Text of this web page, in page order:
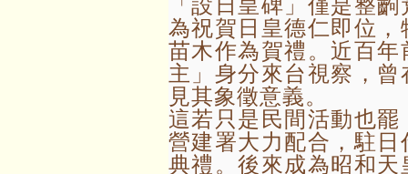
「設日皇碑」僅是整
為祝賀日皇德仁即位
苗木作為賀禮。近百
主」身分來台視察，
見其象徵意義。
這若只是民間活動也
營建署大力配合，駐
典禮。後來成為昭和